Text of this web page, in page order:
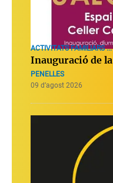
ACTIVITATS FAMILIARS ...
Inauguració de
PENELLES
09 d’agost 2026